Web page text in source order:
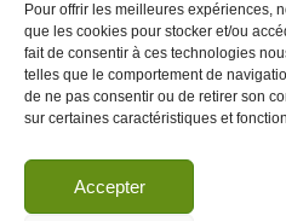
Pour offrir les meilleures expériences,
que les cookies pour stocker et/ou
fait de consentir à ces technologies
telles que le comportement de
de ne pas consentir ou de retirer son
sur certaines caractéristiques et
Accepter
citoyenne et non-violente à l'impunité